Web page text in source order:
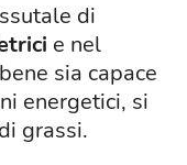
di
e nel
sia capace
energetici, si
grassi.